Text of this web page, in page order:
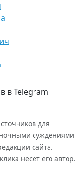
в Telegram
для
суждениями
сайта.
несет его автор.